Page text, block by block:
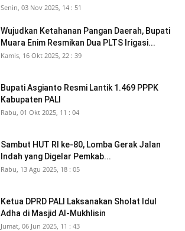
Senin, 03 Nov 2025, 14 : 51
Wujudkan Ketahanan Pangan Daerah, Bupati
Muara Enim Resmikan Dua PLTS Irigasi...
Kamis, 16 Okt 2025, 22 : 39
Bupati Asgianto Resmi Lantik 1.469 PPPK
Kabupaten PALI
Rabu, 01 Okt 2025, 11 : 04
Sambut HUT RI ke-80, Lomba Gerak Jalan
Indah yang Digelar Pemkab...
Rabu, 13 Agu 2025, 18 : 05
Ketua DPRD PALI Laksanakan Sholat Idul
Adha di Masjid Al-Mukhlisin
Jumat, 06 Jun 2025, 11 : 43